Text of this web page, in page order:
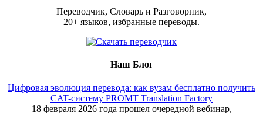
Переводчик, Словарь и Разговорник,
20+ языков, избранные переводы.
Наш Блог
Цифровая эволюция перевода: как вузам бесплатно получить
CAT-систему PROMT Translation Factory
18 февраля 2026 года прошел очередной вебинар,